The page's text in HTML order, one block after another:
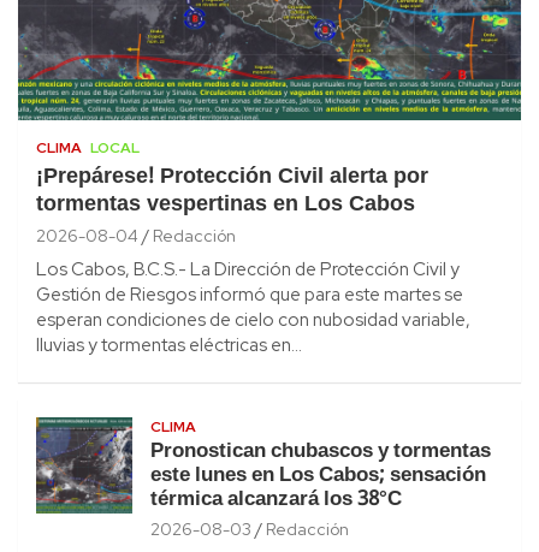
CLIMA LOCAL
¡Prepárese! Protección Civil alerta por
tormentas vespertinas en Los Cabos
2026-08-04 Redacción
Los Cabos, B.C.S.- La Dirección de Protección Civil y
Gestión de Riesgos informó que para este martes se
esperan condiciones de cielo con nubosidad variable,
lluvias y tormentas eléctricas en…
CLIMA
Pronostican chubascos y tormentas
este lunes en Los Cabos; sensación
térmica alcanzará los 38°C
2026-08-03 Redacción